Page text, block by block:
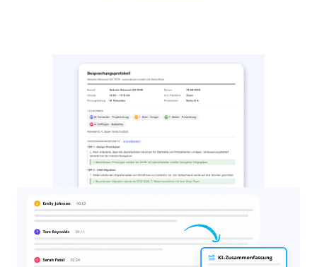
Notta Brain füllt TOP, Beschlüsse und Action
Items mit Verantwortlich & Termin. Export als
Kostenlos starten